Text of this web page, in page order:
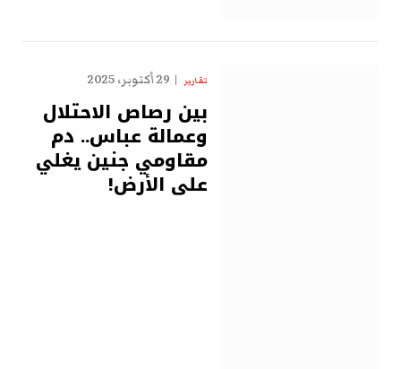
تقارير 29 أكتوبر، 2025
بين رصاص الاحتلال
وعمالة عباس.. دم
مقاومي جنين يغلي
على الأرض!